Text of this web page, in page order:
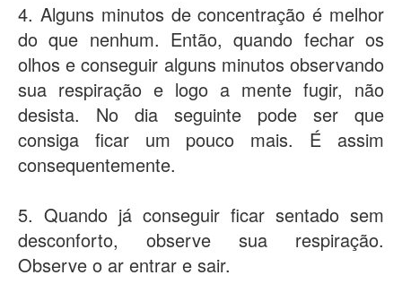
4. Alguns minutos de concentração é melhor
do que nenhum. Então, quando fechar os
olhos e conseguir alguns minutos observando
sua respiração e logo a mente fugir, não
desista. No dia seguinte pode ser que
consiga ficar um pouco mais. É assim
consequentemente.
5. Quando já conseguir ficar sentado sem
desconforto, observe sua respiração.
Observe o ar entrar e sair.